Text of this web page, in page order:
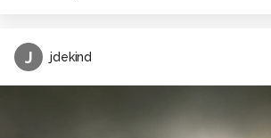
J jdekind